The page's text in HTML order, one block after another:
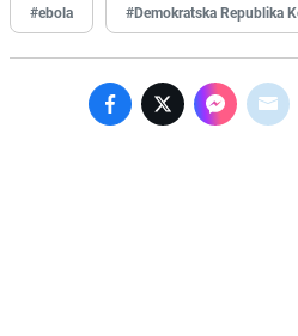
#ebola #Demokratska Republika